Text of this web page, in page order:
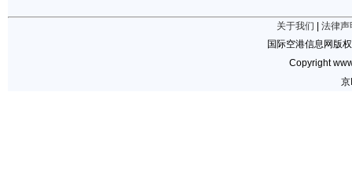
关于我们
法律声
国际空港信息网版
Copyright